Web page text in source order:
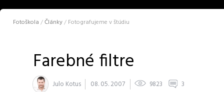
Fotoškola /Články/ Fotografujeme v štúdiu
Farebné filtre
Julo Kotus 08. 05. 2007 9823 3